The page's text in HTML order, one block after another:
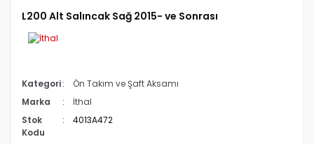
L200 Alt Salıncak Sağ 2015- ve Sonrası
Kategori
Ön Takım ve Şaft Aksamı
Marka
İthal
Stok
Kodu
4013A472